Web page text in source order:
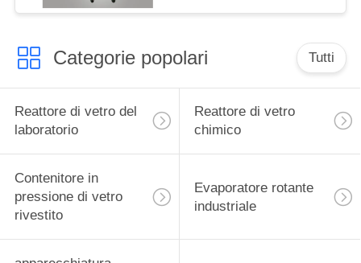
Categorie popolari Tutti
Reattore di vetro del
laboratorio
Reattore di vetro
chimico
Contenitore in
pressione di vetro
rivestito
Evaporatore rotante
industriale